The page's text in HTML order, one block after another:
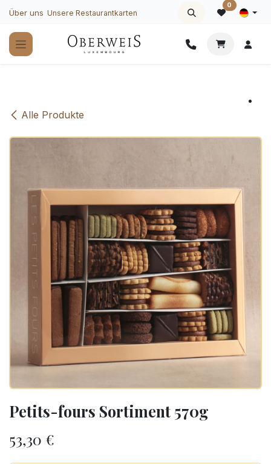
Zum Inhalt springen
Über uns Unsere Restaurantkarten
0
Alle Produkte
Petits-fours Sortiment 570g
53,30 €